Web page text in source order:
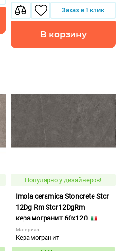
Заказ в 1 клик
В корзину
Популярно у дизайнеров!
Imola ceramica Stoncrete Stcr
12Dg Rm Stcr12DgRm
керамогранит 60x120
Материал:
Керамогранит